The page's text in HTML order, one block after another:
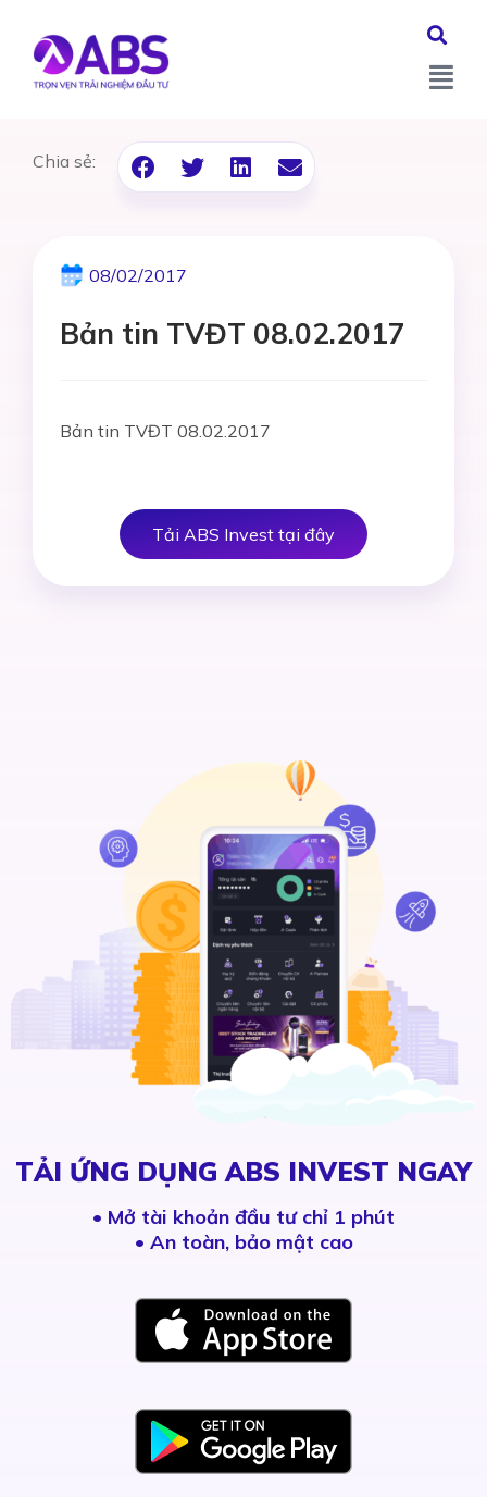
Chia sẻ:
08/02/2017
Bản tin TVĐT 08.02.2017
Bản tin TVĐT 08.02.2017
Tải ABS Invest tại đây
TẢI ỨNG DỤNG ABS INVEST NGAY
• Mở tài khoản đầu tư chỉ 1 phút
• An toàn, bảo mật cao